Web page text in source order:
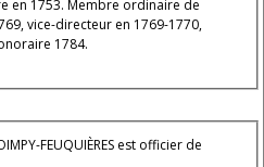
en 1753. Membre ordinaire de
vice-directeur en 1769-1770,
1784.
FEUQUIÈRES est officier de